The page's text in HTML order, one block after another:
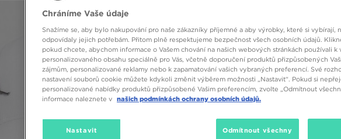
390
Vyberte
Chráníme Vaše údaje
Snažíme se, aby bylo nakupování pro naše zákazníky příjemné a aby výrobky, které si vybírají,
odpovídaly jejich potřebám. Přitom plně respektujeme bezpečnost všech osobních údajů.
pokud chcete, abychom informace o Vašem chování na našich webových stránkách používali k
personalizovaného obsahu speciálně pro Vás, včetně doporučení produktů přizpůsobených
zájmům, personalizované reklamy nebo k zapamatování vašich vybraných preferencí. Své
nastavení souborů cookie můžete kdykoli změnit výběrem možnosti „Nastavit“. Pokud si
personalizované nabídky produktů přizpůsobené Vašim preferencím, zvolte „Odmítnout
informace naleznete v našich podmínkách ochrany osobních údajů.
Nastavit Odmítnout všechny